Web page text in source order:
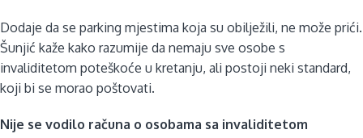
Dodaje da se parking mjestima koja su obilježili, ne može prići.
Šunjić kaže kako razumije da nemaju sve osobe s
invaliditetom poteškoće u kretanju, ali postoji neki standard,
koji bi se morao poštovati.
Nije se vodilo računa o osobama sa invaliditetom